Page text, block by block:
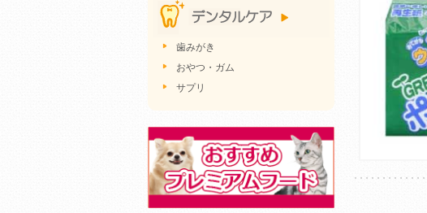
歯みがき
おやつ・ガム
サプリ